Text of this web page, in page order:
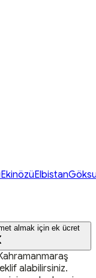
EkinözüElbistan
almak için ek ücret
alabilirsiniz.